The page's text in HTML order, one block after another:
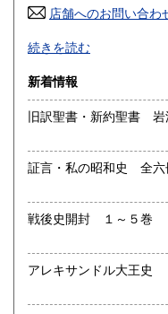
高知県
佐賀県
熊本県
沖縄県
店舗へのお問い合わ
基本的に美品を揃えてお
沿線名：東海道線、小田
最寄駅：藤沢駅
営業時間：午前10時〜
定休日：無休{古書展等
書籍の買取について
取り扱い分野
趣味、古書一般（その他
続きを読む
新着情報
旧訳聖書・新約聖書
証言・私の昭和史 全六
戦後史開封 １～５巻
アレキサンドル大王史